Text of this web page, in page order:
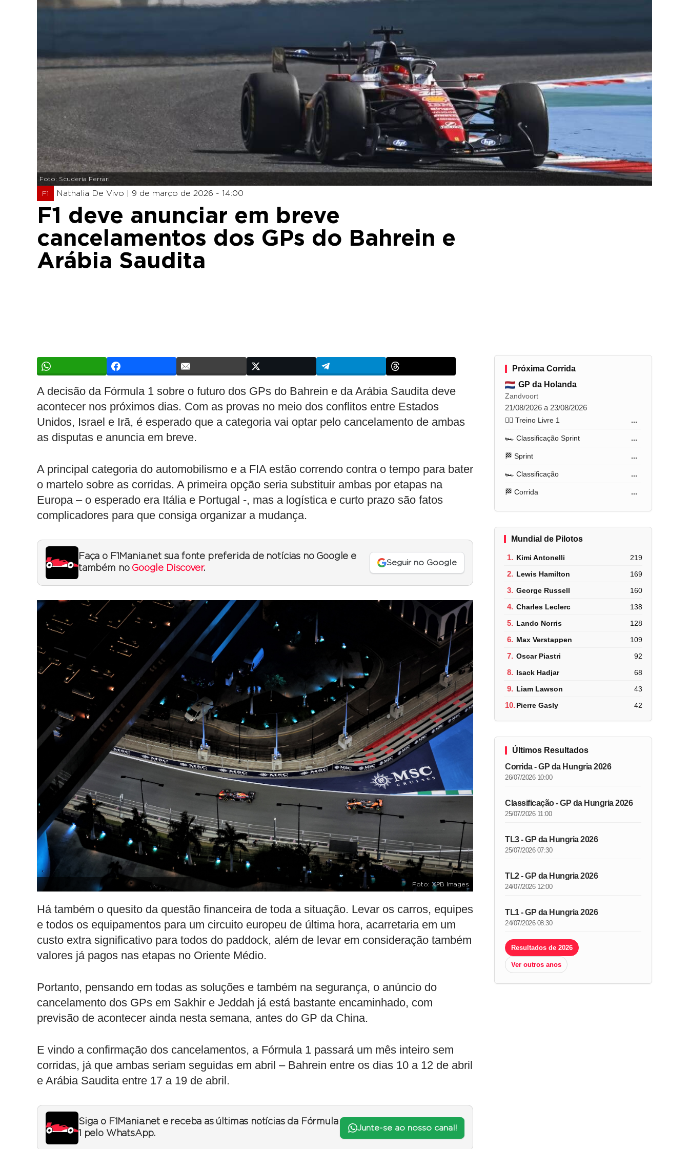
Foto: Scuderia Ferrari
F1 Nathalia De Vivo | 9 de março de 2026 - 14:00
F1 deve anunciar em breve
cancelamentos dos GPs do Bahrein e
Arábia Saudita
A decisão da Fórmula 1 sobre o futuro dos GPs do Bahrein e da Arábia Saudita deve
acontecer nos próximos dias. Com as provas no meio dos conflitos entre Estados
Unidos, Israel e Irã, é esperado que a categoria vai optar pelo cancelamento de ambas
as disputas e anuncia em breve.
A principal categoria do automobilismo e a FIA estão correndo contra o tempo para bater
o martelo sobre as corridas. A primeira opção seria substituir ambas por etapas na
Europa – o esperado era Itália e Portugal -, mas a logística e curto prazo são fatos
complicadores para que consiga organizar a mudança.
Faça o F1Mania.net sua fonte preferida de notícias no Google e
também no Google Discover.
Seguir no Google
Foto: XPB Images
Há também o quesito da questão financeira de toda a situação. Levar os carros, equipes
e todos os equipamentos para um circuito europeu de última hora, acarretaria em um
custo extra significativo para todos do paddock, além de levar em consideração também
valores já pagos nas etapas no Oriente Médio.
Portanto, pensando em todas as soluções e também na segurança, o anúncio do
cancelamento dos GPs em Sakhir e Jeddah já está bastante encaminhado, com
previsão de acontecer ainda nesta semana, antes do GP da China.
E vindo a confirmação dos cancelamentos, a Fórmula 1 passará um mês inteiro sem
corridas, já que ambas seriam seguidas em abril – Bahrein entre os dias 10 a 12 de abril
e Arábia Saudita entre 17 a 19 de abril.
Siga o F1Mania.net e receba as últimas notícias da Fórmula
1 pelo WhatsApp.
Junte-se ao nosso canal!
Próxima Corrida
GP da Holanda
Zandvoort
21/08/2026 a 23/08/2026
🏋️‍♂️ Treino Livre 1 ...
🏎️ Classificação Sprint ...
🏁 Sprint ...
🏎️ Classificação ...
🏁 Corrida ...
Mundial de Pilotos
1. Kimi Antonelli 219
2. Lewis Hamilton 169
3. George Russell 160
4. Charles Leclerc 138
5. Lando Norris 128
6. Max Verstappen 109
7. Oscar Piastri 92
8. Isack Hadjar 68
9. Liam Lawson 43
10.Pierre Gasly 42
Últimos Resultados
Corrida - GP da Hungria 2026
26/07/2026 10:00
Classificação - GP da Hungria 2026
25/07/2026 11:00
TL3 - GP da Hungria 2026
25/07/2026 07:30
TL2 - GP da Hungria 2026
24/07/2026 12:00
TL1 - GP da Hungria 2026
24/07/2026 08:30
Resultados de 2026
Ver outros anos